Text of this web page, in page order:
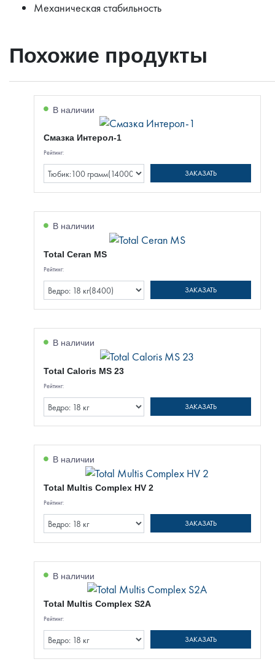
Механическая стабильность
Похожие продукты
В наличии
Смазка Интерол-1
Рейтинг:
ЗАКАЗАТЬ
В наличии
Total Ceran MS
Рейтинг:
ЗАКАЗАТЬ
В наличии
Total Caloris MS 23
Рейтинг:
ЗАКАЗАТЬ
В наличии
Total Multis Complex HV 2
Рейтинг:
ЗАКАЗАТЬ
В наличии
Total Multis Complex S2A
Рейтинг:
ЗАКАЗАТЬ